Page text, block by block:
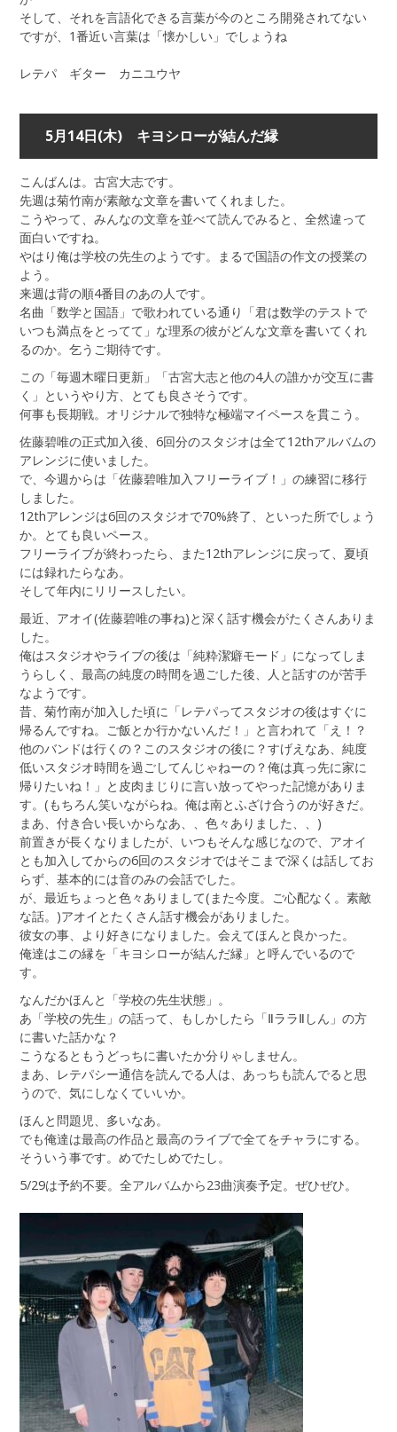
そして、それを言語化できる言葉が今のところ開発されてない
ですが、1番近い言葉は「懐かしい」でしょうね
レテパ ギター カニユウヤ
5月14日(木) キヨシローが結んだ縁
こんばんは。古宮大志です。
先週は菊竹南が素敵な文章を書いてくれました。
こうやって、みんなの文章を並べて読んでみると、全然違って
面白いですね。
やはり俺は学校の先生のようです。まるで国語の作文の授業の
よう。
来週は背の順4番目のあの人です。
名曲「数学と国語」で歌われている通り「君は数学のテストで
いつも満点をとってて」な理系の彼がどんな文章を書いてくれ
るのか。乞うご期待です。
この「毎週木曜日更新」「古宮大志と他の4人の誰かが交互に書
く」というやり方、とても良さそうです。
何事も長期戦。オリジナルで独特な極端マイペースを貫こう。
佐藤碧唯の正式加入後、6回分のスタジオは全て12thアルバムの
アレンジに使いました。
で、今週からは「佐藤碧唯加入フリーライブ！」の練習に移行
しました。
12thアレンジは6回のスタジオで70%終了、といった所でしょう
か。とても良いペース。
フリーライブが終わったら、また12thアレンジに戻って、夏頃
には録れたらなあ。
そして年内にリリースしたい。
最近、アオイ(佐藤碧唯の事ね)と深く話す機会がたくさんありま
した。
俺はスタジオやライブの後は「純粋潔癖モード」になってしま
うらしく、最高の純度の時間を過ごした後、人と話すのが苦手
なようです。
昔、菊竹南が加入した頃に「レテパってスタジオの後はすぐに
帰るんですね。ご飯とか行かないんだ！」と言われて「え！？
他のバンドは行くの？このスタジオの後に？すげえなあ、純度
低いスタジオ時間を過ごしてんじゃねーの？俺は真っ先に家に
帰りたいね！」と皮肉まじりに言い放ってやった記憶がありま
す。(もちろん笑いながらね。俺は南とふざけ合うのが好きだ。
まあ、付き合い長いからなあ、、色々ありました、、)
前置きが長くなりましたが、いつもそんな感じなので、アオイ
とも加入してからの6回のスタジオではそこまで深くは話してお
らず、基本的には音のみの会話でした。
が、最近ちょっと色々ありまして(また今度。ご心配なく。素敵
な話。)アオイとたくさん話す機会がありました。
彼女の事、より好きになりました。会えてほんと良かった。
俺達はこの縁を「キヨシローが結んだ縁」と呼んでいるので
す。
なんだかほんと「学校の先生状態」。
あ「学校の先生」の話って、もしかしたら「ⅡララⅡしん」の方
に書いた話かな？
こうなるともうどっちに書いたか分りゃしません。
まあ、レテパシー通信を読んでる人は、あっちも読んでると思
うので、気にしなくていいか。
ほんと問題児、多いなあ。
でも俺達は最高の作品と最高のライブで全てをチャラにする。
そういう事です。めでたしめでたし。
5/29は予約不要。全アルバムから23曲演奏予定。ぜひぜひ。